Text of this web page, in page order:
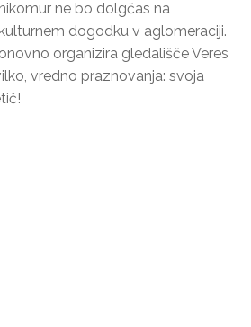
ne bo dolgčas na
dogodku v aglomeraciji.
organizira gledališče Veres
vredno praznovanja: svoja